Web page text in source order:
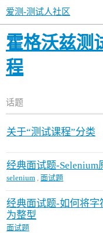
爱测-测试人社区
霍格沃兹测
程
话题
关于“测试课程”分类
经典面试题-Selenium
selenium ,面试题
经典面试题-如何将字
为整型
面试题